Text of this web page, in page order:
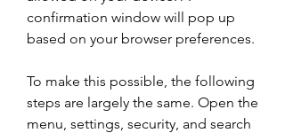
confirmation window will pop up
based on your browser preferences.
To make this possible, the following
steps are largely the same. Open the
menu, settings, security, and search